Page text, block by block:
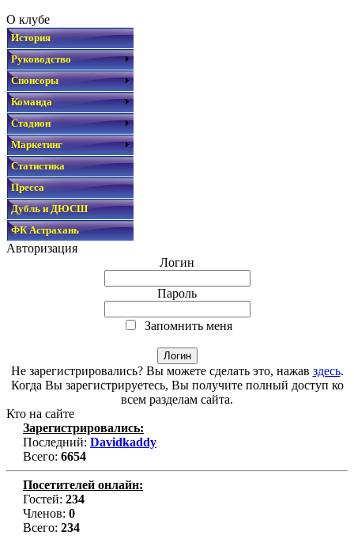
О клубе
История
Руководство
Спонсоры
Команда
Стадион
Маркетинг
Статистика
Пресса
Дубль и ДЮСШ
ФК Астрахань
Авторизация
Логин
Пароль
Запомнить меня
Не зарегистрировались? Вы можете сделать это, нажав здесь.
Когда Вы зарегистрируетесь, Вы получите полный доступ ко
всем разделам сайта.
Кто на сайте
Зарегистрировались:
Последний: Davidkaddy
Всего: 6654
Посетителей онлайн:
Гостей: 234
Членов: 0
Всего: 234